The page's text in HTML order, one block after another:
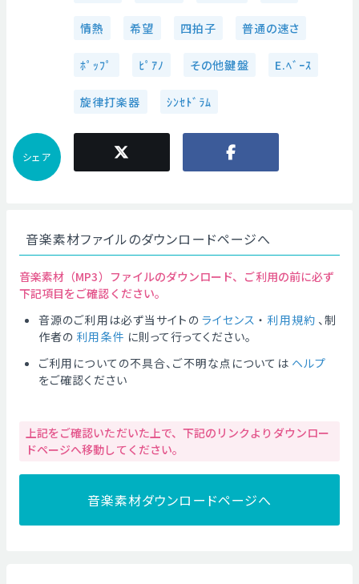
情熱 希望 四拍子 普通の速さ
ﾎﾟｯﾌﾟ ﾋﾟｱﾉ その他鍵盤 E.ﾍﾞｰｽ
旋律打楽器 ｼﾝｾﾄﾞﾗﾑ
シェア
音楽素材ファイルのダウンロードページへ
音楽素材（MP3）ファイルのダウンロード、ご利用の前に必ず
下記項目をご確認ください。
音源のご利用は必ず当サイトの ライセンス ・ 利用規約 、制
作者の 利用条件 に則って行ってください。
ご利用についての不具合、ご不明な点については ヘルプ
をご確認ください
上記をご確認いただいた上で、下記のリンクよりダウンロー
ドページへ移動してください。
音楽素材ダウンロードページへ